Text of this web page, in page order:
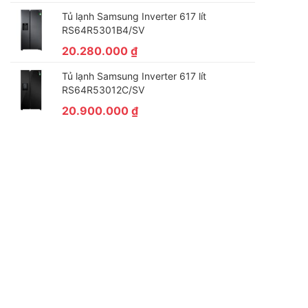
Tủ lạnh Samsung Inverter 617 lít
RS64R5301B4/SV
20.280.000₫
Tủ lạnh Samsung Inverter 617 lít
RS64R53012C/SV
20.900.000₫